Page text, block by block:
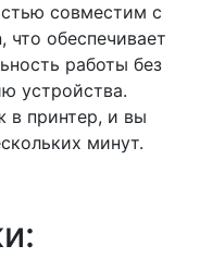
совместим с
обеспечивает
работы без
устройства.
в принтер, и вы
минут.